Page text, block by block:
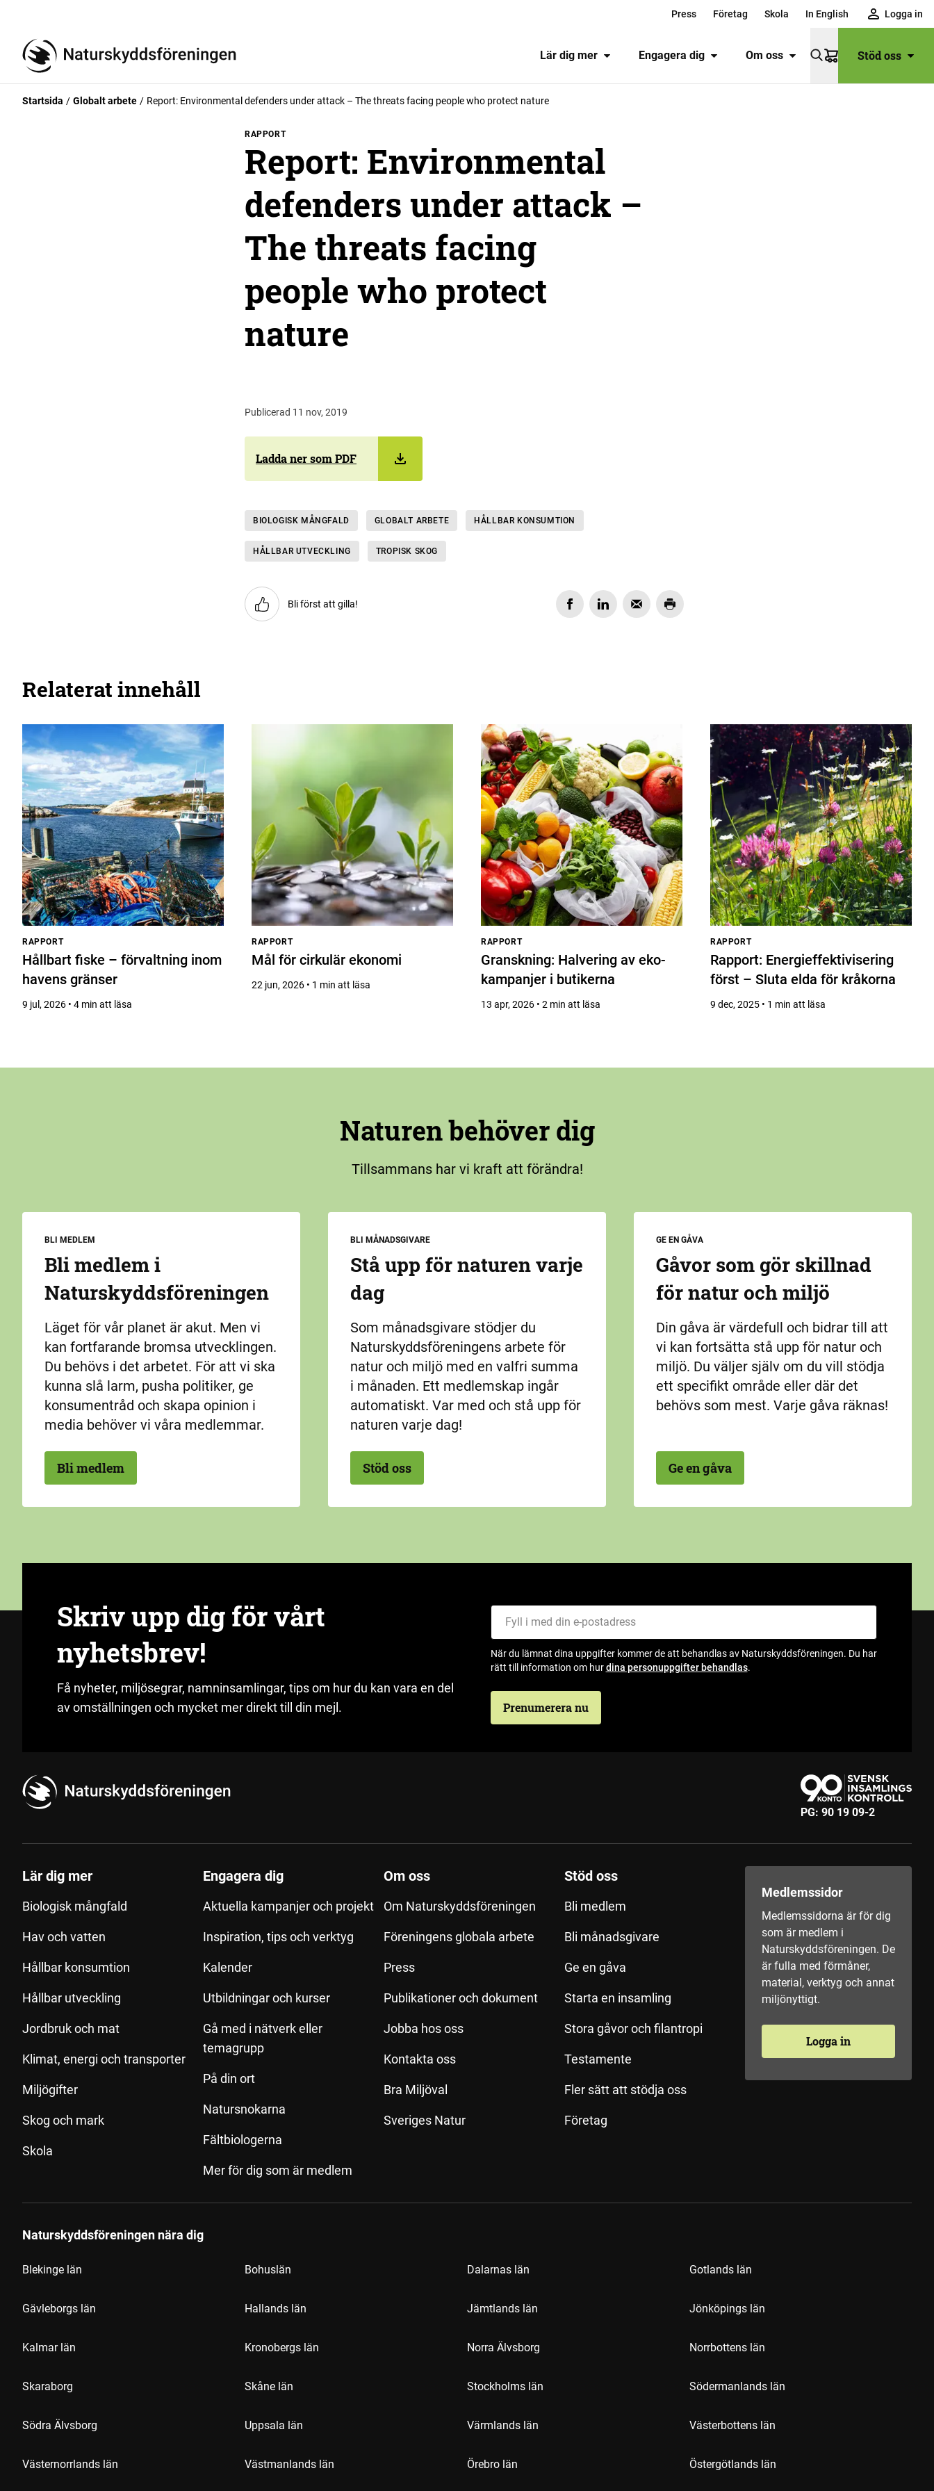
Press Företag Skola In English Logga in
Lär dig mer Engagera dig Om oss
VarukorgStöd oss
Startsida Globalt arbete Report: Environmental defenders under attack – The threats facing people who protect nature
RAPPORT
Report: Environmental
defenders under attack –
The threats facing
people who protect
nature
Publicerad 11 nov, 2019
Ladda ner som PDF
BIOLOGISK MÅNGFALD GLOBALT ARBETE HÅLLBAR KONSUMTION
HÅLLBAR UTVECKLING TROPISK SKOG
Bli först att gilla!
Relaterat innehåll
RAPPORT
Hållbart fiske – förvaltning inom
havens gränser
9 jul, 2026 • 4 min att läsa
RAPPORT
Mål för cirkulär ekonomi
22 jun, 2026 • 1 min att läsa
RAPPORT
Granskning: Halvering av eko-
kampanjer i butikerna
13 apr, 2026 • 2 min att läsa
RAPPORT
Rapport: Energieffektivisering
först – Sluta elda för kråkorna
9 dec, 2025 • 1 min att läsa
Naturen behöver dig
Tillsammans har vi kraft att förändra!
BLI MEDLEM
Bli medlem i
Naturskydds­föreningen
Läget för vår planet är akut. Men vi
kan fortfarande bromsa utvecklingen.
Du behövs i det arbetet. För att vi ska
kunna slå larm, pusha politiker, ge
konsumentråd och skapa opinion i
media behöver vi våra medlemmar.
Bli medlem
BLI MÅNADSGIVARE
Stå upp för naturen varje
dag
Som månadsgivare stödjer du
Naturskyddsföreningens arbete för
natur och miljö med en valfri summa
i månaden. Ett medlemskap ingår
automatiskt. Var med och stå upp för
naturen varje dag!
Stöd oss
GE EN GÅVA
Gåvor som gör skillnad
för natur och miljö
Din gåva är värdefull och bidrar till att
vi kan fortsätta stå upp för natur och
miljö. Du väljer själv om du vill stödja
ett specifikt område eller där det
behövs som mest. Varje gåva räknas!
Ge en gåva
Skriv upp dig för vårt
nyhetsbrev!
Få nyheter, miljösegrar, namninsamlingar, tips om hur du kan vara en del
av omställningen och mycket mer direkt till din mejl.
Fyll i med din e-postadress
När du lämnat dina uppgifter kommer de att behandlas av Naturskyddsföreningen. Du har
rätt till information om hurdina personuppgifter behandlas.
Prenumerera nu
PG: 90 19 09-2
Lär dig mer
Biologisk mångfald
Hav och vatten
Hållbar konsumtion
Hållbar utveckling
Jordbruk och mat
Klimat, energi och transporter
Miljögifter
Skog och mark
Skola
Engagera dig
Aktuella kampanjer och projekt
Inspiration, tips och verktyg
Kalender
Utbildningar och kurser
Gå med i nätverk eller
temagrupp
På din ort
Natursnokarna
Fältbiologerna
Mer för dig som är medlem
Om oss
Om Naturskyddsföreningen
Föreningens globala arbete
Press
Publikationer och dokument
Jobba hos oss
Kontakta oss
Bra Miljöval
Sveriges Natur
Stöd oss
Bli medlem
Bli månadsgivare
Ge en gåva
Starta en insamling
Stora gåvor och filantropi
Testamente
Fler sätt att stödja oss
Företag
Medlemssidor
Medlemssidorna är för dig
som är medlem i
Naturskyddsföreningen. De
är fulla med förmåner,
material, verktyg och annat
miljönyttigt.
Logga in
Naturskyddsföreningen nära dig
Blekinge län Bohuslän Dalarnas län Gotlands län
Gävleborgs län Hallands län Jämtlands län Jönköpings län
Kalmar län Kronobergs län Norra Älvsborg Norrbottens län
Skaraborg Skåne län Stockholms län Södermanlands län
Södra Älvsborg Uppsala län Värmlands län Västerbottens län
Västernorrlands län Västmanlands län Örebro län Östergötlands län